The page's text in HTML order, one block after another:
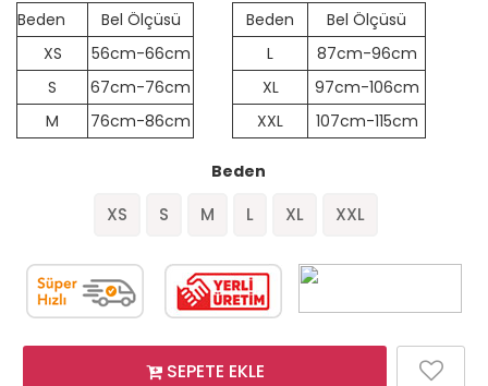
Beden Bel Ölçüsü Beden
Bel Ölçüsü
XS
56cm-66cm L
87cm-96cm
S
67cm-76cm XL
97cm-106cm
M
76cm-86cm XXL 107cm-115cm
Beden
XS S M L XL XXL
SEPETE EKLE